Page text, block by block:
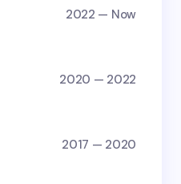
2022 — Now
2020 — 2022
2017 — 2020